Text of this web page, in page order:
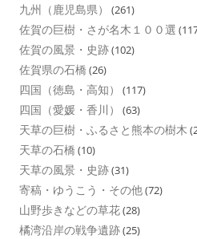
九州（鹿児島県） (261)
佐賀の巨樹・さが名木１００選
佐賀の風景・史跡(102)
佐賀県の石橋 (26)
四国（徳島・高知） (117)
四国（愛媛・香川） (63)
天草の巨樹・ふるさと熊本の樹木
天草の石橋 (10)
天草の風景・史跡(31)
寄稿・ゆうこう・その他(72)
山野歩きなどの草花(28)
橘湾沿岸の戦争遺跡(25)